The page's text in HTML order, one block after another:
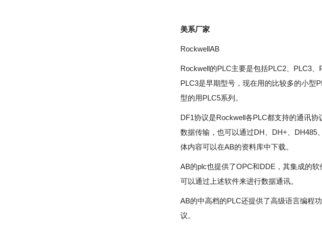
美系厂家
RockwellAB
Rockwell的PLC主要是包括PLC2、PLC3
PLC3是早期型号，现在用的比较多的小型
型的用PLC5系列。
DF1协议是Rockwell各PLC都支持的通讯
数据传输，也可以通过DH、DH+、DH485
体内容可以在AB的资料库中下载。
AB的plc也提供了OPC和DDE，其集成的
可以通过上述软件来进行数据通讯。
AB的中高档的PLC还提供了高级语言编程
议。